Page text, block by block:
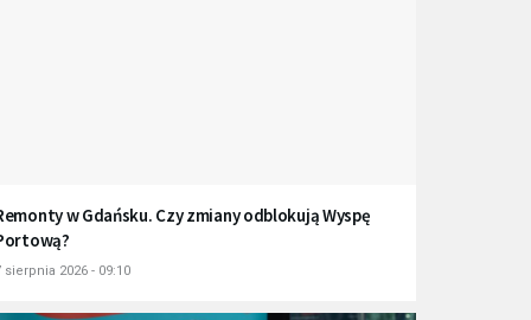
w Gdańsku. Czy zmiany odblokują Wyspę
sierpnia 2026 - 09:10